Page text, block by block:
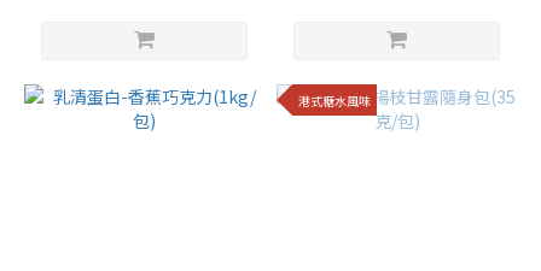
港式糖水風味